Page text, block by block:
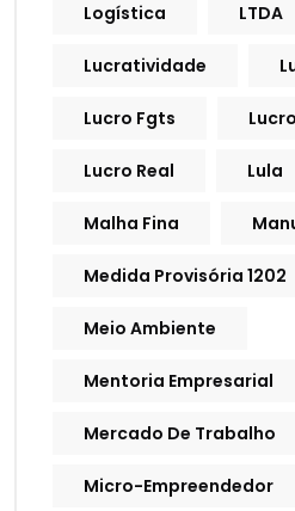
Logística LTDA
Lucratividade
Lucro Fgts
Lucro Real Lula
Malha Fina
Medida Provisória 1202
Meio Ambiente
Mentoria Empresarial
Mercado De Trabalho
Micro-Empreendedor